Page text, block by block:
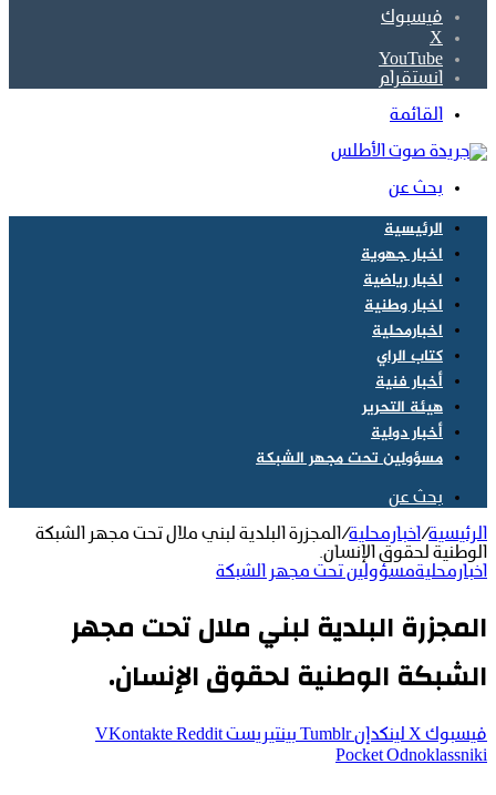
فيسبوك
‫X
‫YouTube
انستقرام
القائمة
بحث عن
الرئيسية
اخبار جهوية
اخبار رياضية
اخبار وطنية
اخبارمحلية
كتاب الراي
أخبار فنية
هيئة التحرير
أخبار دولية
مسؤولين تحت مجهر الشبكة
بحث عن
الرئيسية/ اخبارمحلية/ المجزرة البلدية لبني ملال تحت مجهر الشبكة
الوطنية لحقوق الإنسان.
اخبارمحليةمسؤولين تحت مجهر الشبكة
المجزرة البلدية لبني ملال تحت مجهر
الشبكة الوطنية لحقوق الإنسان.
فيسبوك‫X لينكدإن بينتيريست
Odnoklassniki
‫Pocket